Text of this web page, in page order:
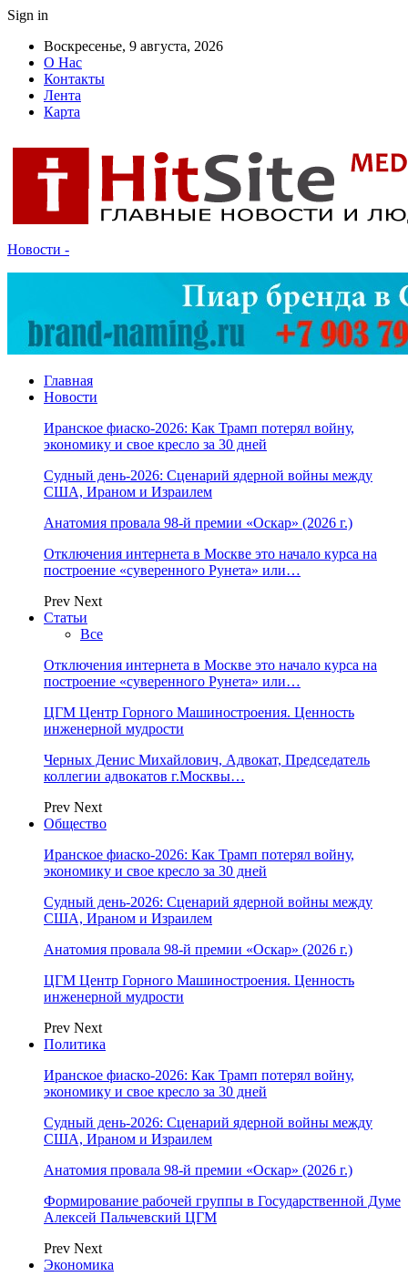
Sign in
Воскресенье, 9 августа, 2026
О Нас
Контакты
Лента
Карта
Новости -
Главная
Новости
Иранское фиаско-2026: Как Трамп потерял войну,
экономику и свое кресло за 30 дней
Судный день-2026: Сценарий ядерной войны между
США, Ираном и Израилем
Анатомия провала 98-й премии «Оскар» (2026 г.)
Отключения интернета в Москве это начало курса на
построение «суверенного Рунета» или…
Prev Next
Статьи
Все
Отключения интернета в Москве это начало курса на
построение «суверенного Рунета» или…
ЦГМ Центр Горного Машиностроения. Ценность
инженерной мудрости
Черных Денис Михайлович, Адвокат, Председатель
коллегии адвокатов г.Москвы…
Prev Next
Общество
Иранское фиаско-2026: Как Трамп потерял войну,
экономику и свое кресло за 30 дней
Судный день-2026: Сценарий ядерной войны между
США, Ираном и Израилем
Анатомия провала 98-й премии «Оскар» (2026 г.)
ЦГМ Центр Горного Машиностроения. Ценность
инженерной мудрости
Prev Next
Политика
Иранское фиаско-2026: Как Трамп потерял войну,
экономику и свое кресло за 30 дней
Судный день-2026: Сценарий ядерной войны между
США, Ираном и Израилем
Анатомия провала 98-й премии «Оскар» (2026 г.)
Формирование рабочей группы в Государственной Думе
Алексей Пальчевский ЦГМ
Prev Next
Экономика